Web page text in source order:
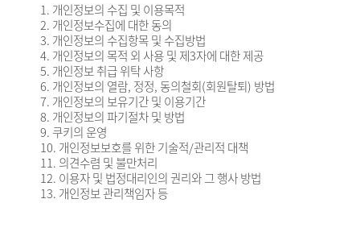
1. 개인정보의 수집 및 이용목적
2. 개인정보수집에 대한 동의
3. 개인정보의 수집항목 및 수집방법
4. 개인정보의 목적 외 사용 및 제3자에 대한 제공
5. 개인정보 취급 위탁 사항
6. 개인정보의 열람, 정정, 동의철회(회원탈퇴) 방법
7. 개인정보의 보유기간 및 이용기간
8. 개인정보의 파기절차 및 방법
9. 쿠키의 운영
10. 개인정보보호를 위한 기술적/관리적 대책
11. 의견수렴 및 불만처리
12. 이용자 및 법정대리인의 권리와 그 행사 방법
13. 개인정보 관리책임자 등